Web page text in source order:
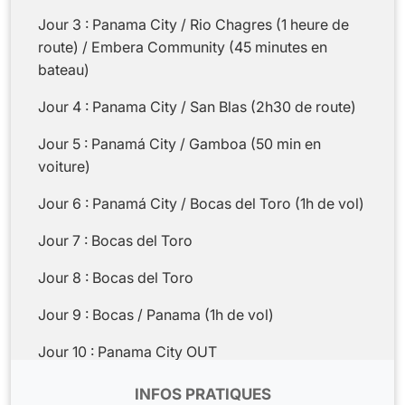
Jour 3 : Panama City / Rio Chagres (1 heure de
route) / Embera Community (45 minutes en
bateau)
Jour 4 : Panama City / San Blas (2h30 de route)
Jour 5 : Panamá City / Gamboa (50 min en
voiture)
Jour 6 : Panamá City / Bocas del Toro (1h de vol)
Jour 7 : Bocas del Toro
Jour 8 : Bocas del Toro
Jour 9 : Bocas / Panama (1h de vol)
Jour 10 : Panama City OUT
INFOS PRATIQUES